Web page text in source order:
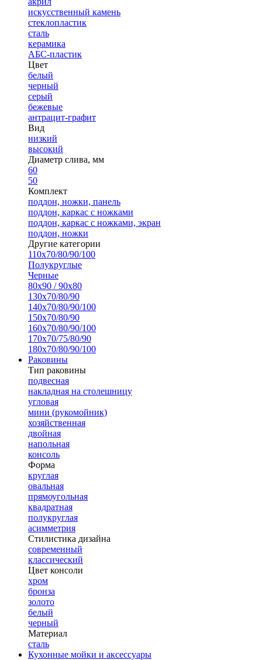
искусственный камень
стеклопластик
сталь
керамика
АБС-пластик
Цвет
белый
черный
серый
бежевые
антрацит-графит
Вид
низкий
высокий
Диаметр слива, мм
60
50
Комплект
поддон, ножки, панель
поддон, каркас с ножками
поддон, каркас с ножками, экран
поддон, ножки
Другие категории
110х70/80/90/100
Полукруглые
Черные
80х90 / 90х80
130х70/80/90
140х70/80/90/100
150х70/80/90
160х70/80/90/100
170х70/75/80/90
180х70/80/90/100
Раковины
Тип раковины
подвесная
накладная на столешницу
угловая
мини (рукомойник)
хозяйственная
двойная
напольная
консоль
Форма
круглая
овальная
прямоугольная
квадратная
полукруглая
асимметрия
Стилистика дизайна
современный
классический
Цвет консоли
хром
бронза
золото
белый
черный
Материал
сталь
Кухонные мойки и аксессуары